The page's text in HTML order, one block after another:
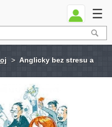
☰
> Anglicky bez stresu a